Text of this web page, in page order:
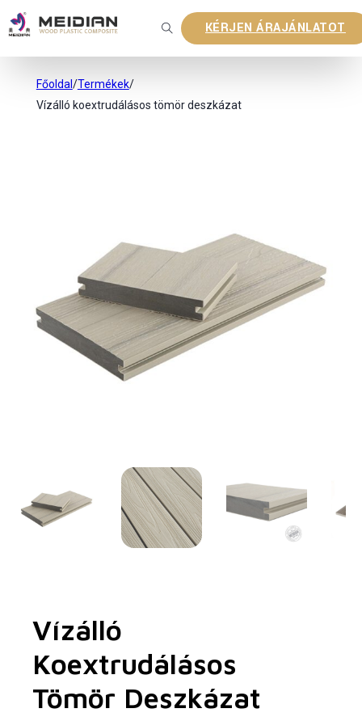
KÉRJEN ÁRAJÁNLATOT
Főoldal /Termékek/
Vízálló koextrudálásos tömör deszkázat
Vízálló
Koextrudálásos
Tömör Deszkázat